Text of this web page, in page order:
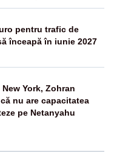
pentru trafic de
înceapă în iunie 2027
York, Zohran
nu are capacitatea
pe Netanyahu